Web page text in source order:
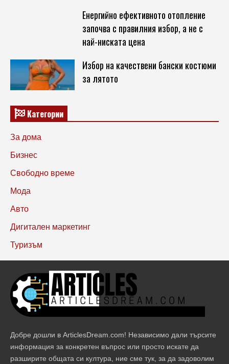
Енергийно ефективното отопление
започва с правилния избор, а не с
най-ниската цена
Избор на качествени бански костюми
за лятото
Категории
За дома
Бизнес
Свободно време
Мода
Авто
Дигитален маркетинг
Туризъм
Добре дошли в ArticlesDream.com! Независимо дали търсите
информация за конкретен въпрос или просто искате да
разширите общата си култура, ние сме тук, за да задоволим